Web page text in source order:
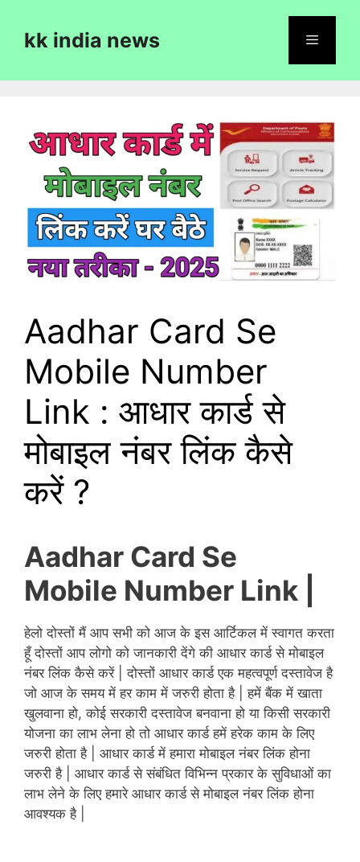
contentkk india news
Aadhar Card Se
Mobile Number
Link : आधार कार्ड से
मोबाइल नंबर लिंक कैसे
करें ?
Aadhar Card Se
Mobile Number Link |
हेलो दोस्तों मैं आप सभी को आज के इस आर्टिकल में स्वागत करता
हूँ दोस्तों आप लोगो को जानकारी देंगे की आधार कार्ड से मोबाइल
नंबर लिंक कैसे करें | दोस्तों आधार कार्ड एक महत्वपूर्ण दस्तावेज है
जो आज के समय में हर काम में जरुरी होता है | हमें बैंक में खाता
खुलवाना हो, कोई सरकारी दस्तावेज बनवाना हो या किसी सरकारी
योजना का लाभ लेना हो तो आधार कार्ड हमें हरेक काम के लिए
जरुरी होता है | आधार कार्ड में हमारा मोबाइल नंबर लिंक होना
जरुरी है | आधार कार्ड से संबंधित विभिन्न प्रकार के सुविधाओं का
लाभ लेने के लिए हमारे आधार कार्ड से मोबाइल नंबर लिंक होना
आवश्यक है |